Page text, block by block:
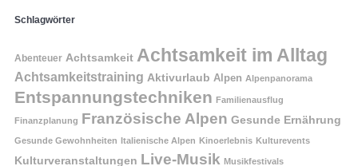
Schlagwörter
Abenteuer Achtsamkeit Achtsamkeit im Alltag
Achtsamkeitstraining Aktivurlaub Alpen Alpenpanorama
Entspannungstechniken Familienausflug
Finanzplanung Französische Alpen Gesunde Ernährung
Gesunde Gewohnheiten Italienische Alpen Kinoerlebnis Kulturevents
Kulturveranstaltungen Live-Musik Musikfestivals